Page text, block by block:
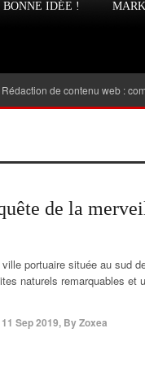
BONNE IDÉE !
de contenu web : comment
de la
portuaire située au sud
naturels remarquables et
Sep 2019, ByZoxea